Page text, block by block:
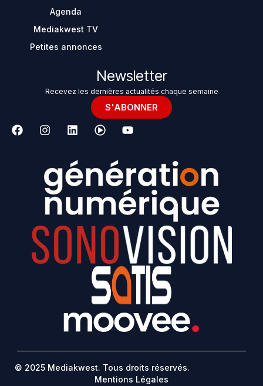
Agenda
Mediakwest TV
Petites annonces
Newsletter
Recevez les dernières actualités chaque semaine
S'ABONNER
© 2025 Mediakwest. Tous droits réservés.
Mentions Légales